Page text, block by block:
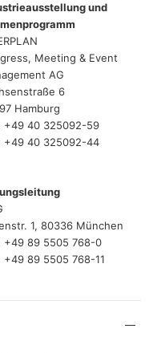
und
Meeting & Event
AG
6
Hamburg
+49 40 325092-59
+49 40 325092-44
1, 80336 München
+49 89 5505 768-0
+49 89 5505 768-11